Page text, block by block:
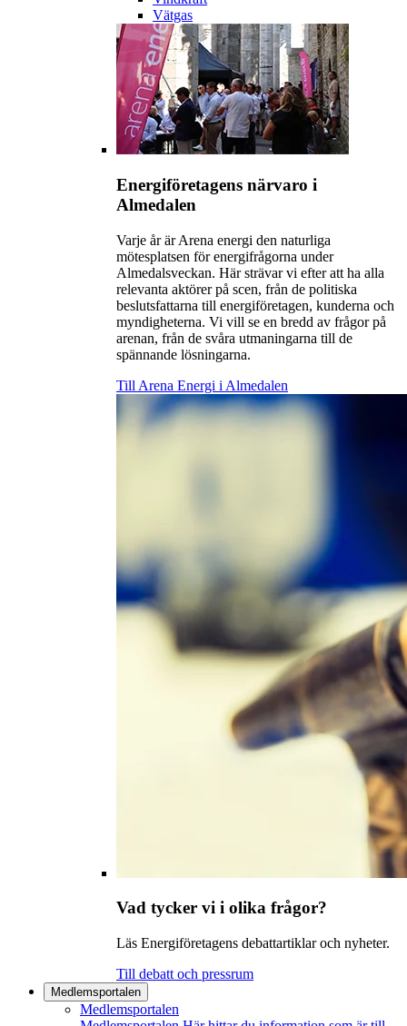
Vätgas
Energiföretagens närvaro i
Almedalen
Varje år är Arena energi den naturliga
mötesplatsen för energifrågorna under
Almedalsveckan. Här strävar vi efter att ha alla
relevanta aktörer på scen, från de politiska
beslutsfattarna till energiföretagen, kunderna och
myndigheterna. Vi vill se en bredd av frågor på
arenan, från de svåra utmaningarna till de
spännande lösningarna.
Till Arena Energi i Almedalen
Vad tycker vi i olika frågor?
Läs Energiföretagens debattartiklar och nyheter.
Till debatt och pressrum
Medlemsportalen
Medlemsportalen